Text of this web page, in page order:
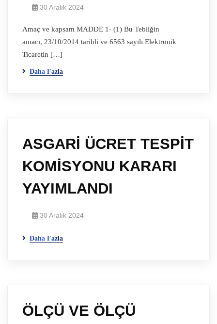
30 Aralık 2024
Amaç ve kapsam MADDE 1- (1) Bu Tebliğin
amacı, 23/10/2014 tarihli ve 6563 sayılı Elektronik
Ticaretin […]
Daha Fazla
ASGARİ ÜCRET TESPİT
KOMİSYONU KARARI
YAYIMLANDI
30 Aralık 2024
Daha Fazla
ÖLÇÜ VE ÖLÇÜ